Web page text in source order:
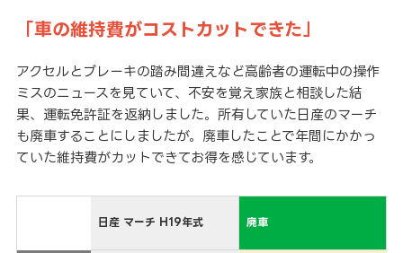
「車の維持費がコストカットできた」
アクセルとブレーキの踏み間違えなど高齢者の運転中の操作
ミスのニュースを見ていて、不安を覚え家族と相談した結
果、運転免許証を返納しました。所有していた日産のマーチ
も廃車することにしましたが。廃車したことで年間にかかっ
ていた維持費がカットできてお得を感じています。
日産 マーチ H19年式 廃車